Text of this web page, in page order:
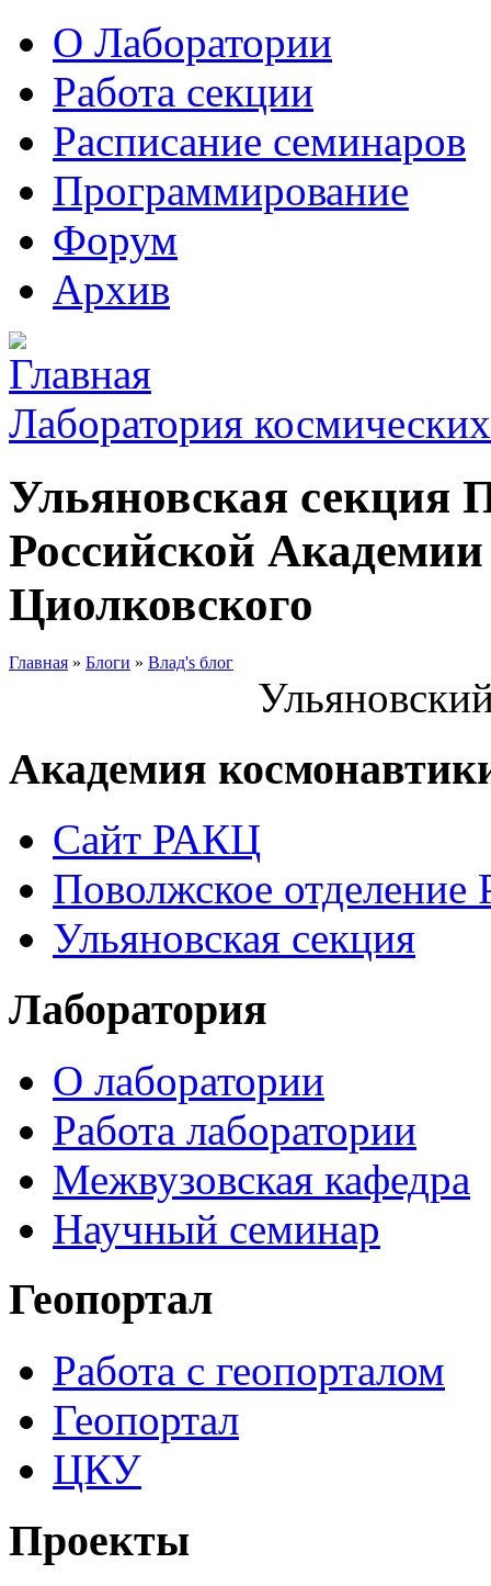
О Лаборатории
Работа секции
Расписание семинаров
Программирование
Форум
Архив
Лаборатория
Ульяновская секция
Российской
Циолковского
Главная » Блоги » Влад's блог
Академия
Сайт РАКЦ
Поволжское
Ульяновская секция
Лаборатория
О лаборатории
Работа лаборатории
Межвузовская кафедра
Научный семинар
Геопортал
Работа с геопорталом
Геопортал
ЦКУ
Проекты